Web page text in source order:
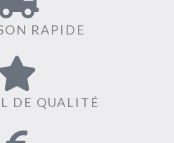
RAPIDE
DE QUALITÉ